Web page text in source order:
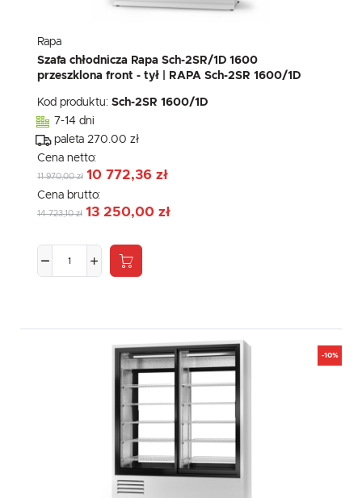
Rapa
Szafa chłodnicza Rapa Sch-2SR/1D 1600
przeszklona front - tył | RAPA Sch-2SR 1600/1D
Kod produktu: Sch-2SR 1600/1D
7-14 dni
paleta 270.00 zł
Cena netto:
11 970,00 zł 10 772,36 zł
Cena brutto:
14 723,10 zł 13 250,00 zł
-10%